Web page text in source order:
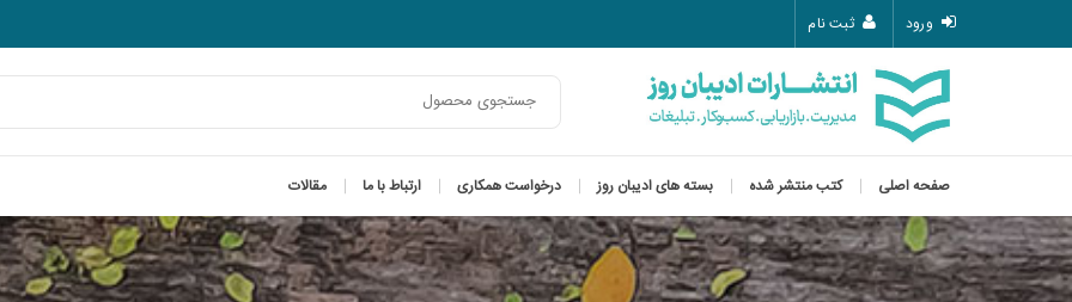
ورود ثبت نام
صفحه اصلی کتب منتشر شده بسته های ادیبان روز درخواست همکاری ارتباط با ما مقالات